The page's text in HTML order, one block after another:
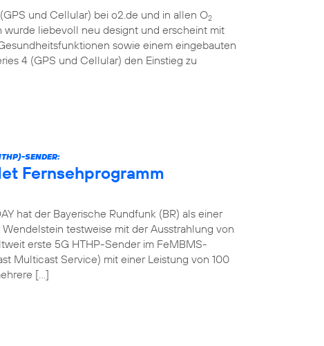
und Cellular) bei o2.de und in allen O2
liebevoll neu designt und erscheint mit
sowie einem eingebauten
4 (GPS und Cellular) den Einstieg zu
SENDER:
Fernsehprogramm
hat der Bayerische Rundfunk (BR) als einer
testweise mit der Ausstrahlung von
erste 5G HTHP-Sender im FeMBMS-
Multicast Service) mit einer Leistung von 100
[…]